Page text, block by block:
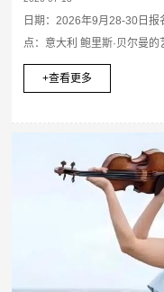
日期：2026年9月28-30日
点：意大利 鲍里斯·贝尔曼
+查看更多